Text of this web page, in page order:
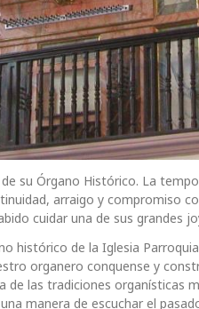
su Órgano Histórico. La
arraigo y compromiso
cuidar una de sus grandes
histórico de la Iglesia
organero conquense y
de las tradiciones organísticas
manera de escuchar el